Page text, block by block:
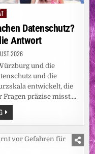
Datenschutz?
Antwort
2026
und die
und die
entwickelt, die
präzise misst….
WIE
KOMPETENT
SIND
IN
SACHEN